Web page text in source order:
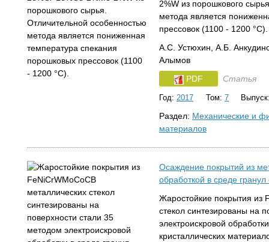
2%W из порошкового
метода является
прессовок (1100 - 1200 °С).
А.С. Устюхин, А.Б.
Алымов
PDF
Статья
Год: 2017 Том: 7
Раздел: Механические и
материалов
Осаждение покрытий из
обработкой в среде
Жаростойкие покрытия из
стекол синтезированы на
электроискровой
кристаллических